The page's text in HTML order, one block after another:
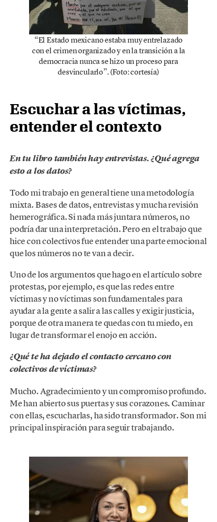
“El Estado mexicano estaba muy entrelazado
con el crimen organizado y en la transición a la
democracia nunca se hizo un proceso para
desvincularlo”. (Foto: cortesía)
Escuchar a las víctimas,
entender el contexto
En tu libro también hay entrevistas. ¿Qué agrega
esto a los datos?
Todo mi trabajo en general tiene una metodología
mixta. Bases de datos, entrevistas y mucha revisión
hemerográfica. Si nada más juntara números, no
podría dar una interpretación. Pero en el trabajo que
hice con colectivos fue entender una parte emocional
que los números no te van a decir.
Uno de los argumentos que hago en el artículo sobre
protestas, por ejemplo, es que las redes entre
víctimas y no víctimas son fundamentales para
ayudar a la gente a salir a las calles y exigir justicia,
porque de otra manera te quedas con tu miedo, en
lugar de transformar el enojo en acción.
¿Qué te ha dejado el contacto cercano con
colectivos de víctimas?
Mucho. Agradecimiento y un compromiso profundo.
Me han abierto sus puertas y sus corazones. Caminar
con ellas, escucharlas, ha sido transformador. Son mi
principal inspiración para seguir trabajando.